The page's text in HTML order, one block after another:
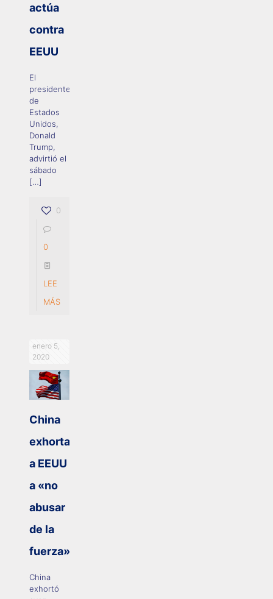
actúa
contra
EEUU
El
presidente
de
Estados
Unidos,
Donald
Trump,
advirtió el
sábado
[…]
0
0
LEE
MÁS
enero 5,
2020
China
exhorta
a EEUU
a «no
abusar
de la
fuerza»
China
exhortó